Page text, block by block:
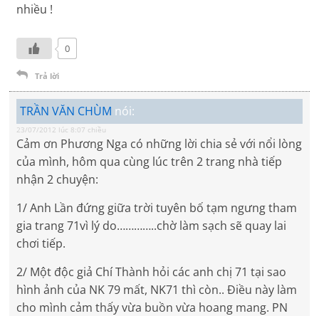
nhiều !
0
Trả lời
TRẦN VĂN CHÙM nói:
23/07/2012 lúc 8:07 chiều
Cảm ơn Phương Nga có những lời chia sẻ với nổi lòng
của mình, hôm qua cùng lúc trên 2 trang nhà tiếp
nhận 2 chuyện:
1/ Anh Lần đứng giữa trời tuyên bố tạm ngưng tham
gia trang 71vì lý do…………..chờ làm sạch sẽ quay lai
chơi tiếp.
2/ Một độc giả Chí Thành hỏi các anh chị 71 tại sao
hình ảnh của NK 79 mất, NK71 thì còn.. Điều này làm
cho mình cảm thấy vừa buồn vừa hoang mang. PN